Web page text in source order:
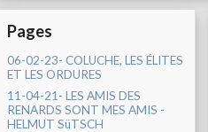
Pages
06-02-23- COLUCHE, LES ÉLITES
ET LES ORDURES
11-04-21- LES AMIS DES
RENARDS SONT MES AMIS -
HELMUT SüTSCH